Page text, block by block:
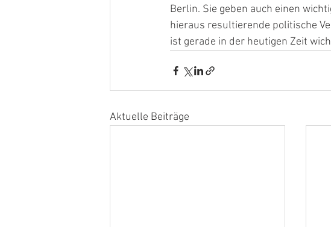
Berlin. Sie geben auch einen
hieraus resultierende politische
ist gerade in der heutigen Zeit
Aktuelle Beiträge